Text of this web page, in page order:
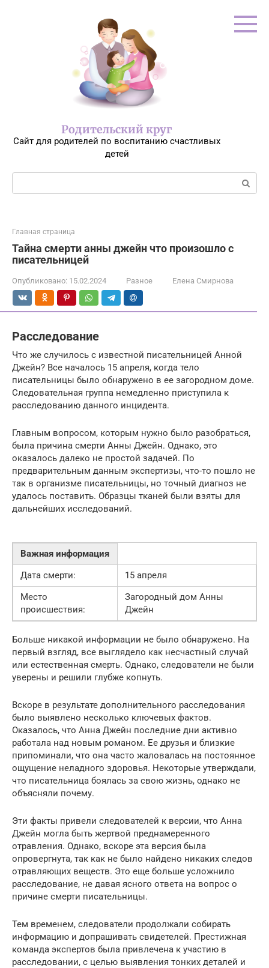
Родительский круг
Сайт для родителей по воспитанию счастливых
детей
Поиск:
Главная страница
Тайна смерти анны джейн что произошло с
писательницей
Опубликовано: 15.02.2024 Разное Елена Смирнова
Расследование
Что же случилось с известной писательницей Анной
Джейн? Все началось 15 апреля, когда тело
писательницы было обнаружено в ее загородном доме.
Следовательная группа немедленно приступила к
расследованию данного инцидента.
Главным вопросом, которым нужно было разобраться,
была причина смерти Анны Джейн. Однако, это
оказалось далеко не простой задачей. По
предварительным данным экспертизы, что-то пошло не
так в организме писательницы, но точный диагноз не
удалось поставить. Образцы тканей были взяты для
дальнейших исследований.
Важная информация
Дата смерти:
15 апреля
Место
происшествия:
Загородный дом Анны
Джейн
Больше никакой информации не было обнаружено. На
первый взгляд, все выглядело как несчастный случай
или естественная смерть. Однако, следователи не были
уверены и решили глубже копнуть.
Вскоре в результате дополнительного расследования
было выявлено несколько ключевых фактов.
Оказалось, что Анна Джейн последние дни активно
работала над новым романом. Ее друзья и близкие
припоминали, что она часто жаловалась на постоянное
ощущение неладного здоровья. Некоторые утверждали,
что писательница боялась за свою жизнь, однако не
объясняли почему.
Эти факты привели следователей к версии, что Анна
Джейн могла быть жертвой преднамеренного
отравления. Однако, вскоре эта версия была
опровергнута, так как не было найдено никаких следов
отравляющих веществ. Это еще больше усложнило
расследование, не давая ясного ответа на вопрос о
причине смерти писательницы.
Тем временем, следователи продолжали собирать
информацию и допрашивать свидетелей. Престижная
команда экспертов была привлечена к участию в
расследовании, с целью выявления тонких деталей и